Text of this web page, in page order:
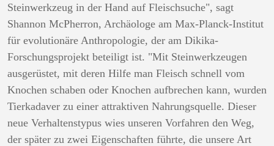
Steinwerkzeug in der Hand auf Fleischsuche", sagt
Shannon McPherron, Archäologe am Max-Planck-Institut
für evolutionäre Anthropologie, der am Dikika-
Forschungsprojekt beteiligt ist. "Mit Steinwerkzeugen
ausgerüstet, mit deren Hilfe man Fleisch schnell vom
Knochen schaben oder Knochen aufbrechen kann, wurden
Tierkadaver zu einer attraktiven Nahrungsquelle. Dieser
neue Verhaltenstypus wies unseren Vorfahren den Weg,
der später zu zwei Eigenschaften führte, die unsere Art